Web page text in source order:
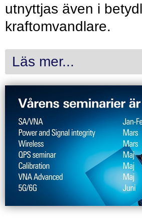
utnyttjas även i
kraftomvandlare.
Läs mer...